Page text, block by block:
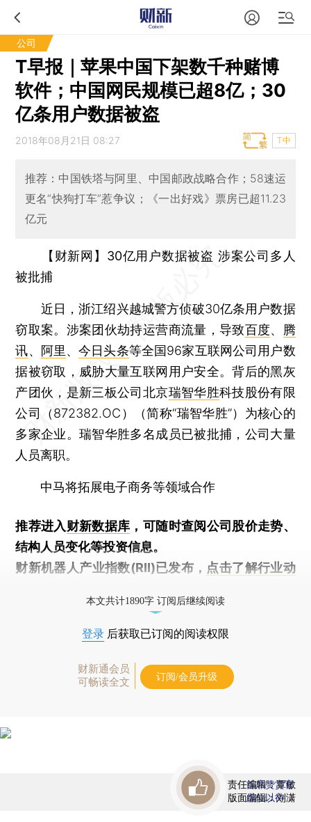
公司
T早报｜苹果中国下架数千种赌博
软件；中国网民规模已超8亿；30
亿条用户数据被盗
2018年08月21日 08:27 T中
推荐：中国铁塔与阿里、中国邮政战略合作；58速运
更名“快狗打车”惹争议；《一出好戏》票房已超11.23
亿元
【财新网】30亿用户数据被盗 涉案公司多人
被批捕
近日，浙江绍兴越城警方侦破30亿条用户数据
窃取案。涉案团伙劫持运营商流量，导致百度、
腾
讯、 阿里、今日头条等全国96家互联网公司用户数
据被窃取，威胁大量互联网用户安全。背后的黑灰
产团伙，是新三板公司北京瑞智华胜科技股份有限
公司（872382.OC）（简称“瑞智华胜”）为核心的
多家企业。瑞智华胜多名成员已被批捕，公司大量
人员离职。
中马将拓展电子商务等领域合作
推荐进入财新数据库 ，可随时查阅公司股价走势、
结构人员变化等投资信息。
财新机器人产业指数(RII)已发布， 点击了解行业动
本文共计1890字 订阅后继续阅读
登录 后获取已订阅的阅读权限
财新通会员
可畅读全文
订阅/会员升级
责任编辑：覃敏
版面编辑：刘潇
首席赞赏官
虚位以待